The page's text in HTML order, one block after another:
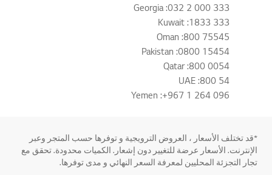
Georgia :032 2 000 333
Kuwait :1833 333
Oman :800 75545
Pakistan :0800 15454
Qatar :800 0054
UAE :800 54
Yemen :+967 1 264 096
*قد تختلف الأسعار ، العروض الترويجية و توفرها حسب المتجر وعبر
الإنترنت. الأسعار عرضة للتغيير دون إشعار. الكميات محدودة. تحقق مع
تجار التجزئة المحليين لمعرفة السعر النهائي و مدى توفرها.